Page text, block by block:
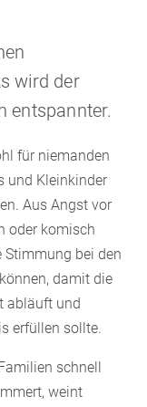
wird der
entspannter.
für niemanden
und Kleinkinder
Aus Angst vor
oder komisch
bei den
damit die
abläuft und
erfüllen sollte.
schnell
weint